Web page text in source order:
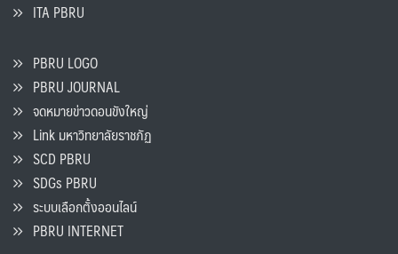
ITA PBRU
PBRU LOGO
PBRU JOURNAL
จดหมายข่าวดอนขังใหญ่
Link มหาวิทยาลัยราชภัฏ
SCD PBRU
SDGs PBRU
ระบบเลือกตั้งออนไลน์
PBRU INTERNET